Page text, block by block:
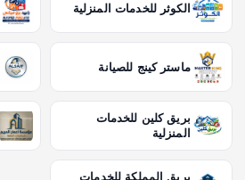
الكوثر للخدمات المنزلية
ماستر كينج للصيانة
بريق كلين للخدمات
المنزلية
بريق المملكة للخدمات